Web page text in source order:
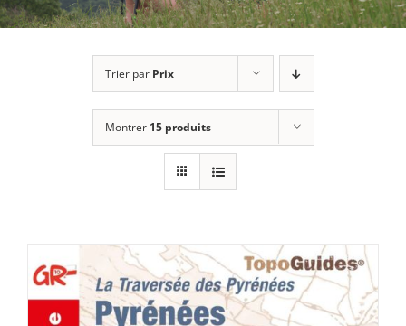
Trier par Prix
Montrer 15 produits